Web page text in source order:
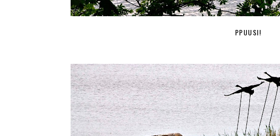
PPUUSI!